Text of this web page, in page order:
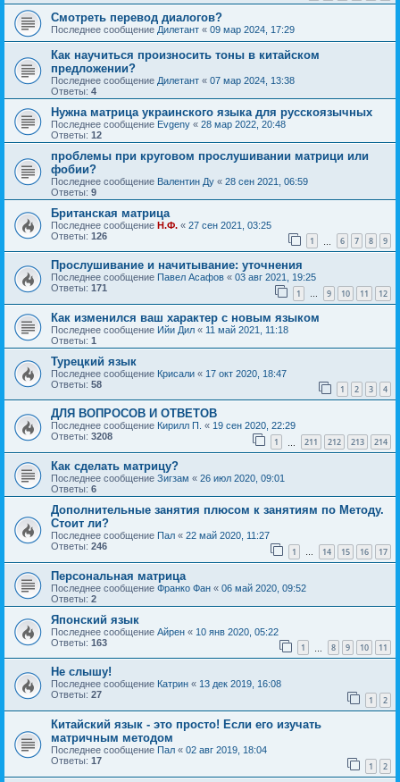
Смотреть перевод диалогов?
Последнее сообщение Дилетант « 09 мар 2024, 17:29
Как научиться произносить тоны в китайском
предложении?
Последнее сообщение Дилетант « 07 мар 2024, 13:38
Ответы: 4
Нужна матрица украинского языка для русскоязычных
Последнее сообщение Evgeny « 28 мар 2022, 20:48
Ответы: 12
проблемы при круговом прослушивании матрици или
фобии?
Последнее сообщение Валентин Ду « 28 сен 2021, 06:59
Ответы: 9
Британская матрица
Последнее сообщение Н.Ф. « 27 сен 2021, 03:25
Ответы: 126 1 6 7 8 9
Прослушивание и начитывание: уточнения
Последнее сообщение Павел Асафов « 03 авг 2021, 19:25
Ответы: 171 1 … 9 10 11 12
Как изменился ваш характер с новым языком
Последнее сообщение Ийи Дил « 11 май 2021, 11:18
Ответы: 1
Турецкий язык
Последнее сообщение Крисали « 17 окт 2020, 18:47
Ответы: 58 1 2 3 4
ДЛЯ ВОПРОСОВ И ОТВЕТОВ
Последнее сообщение Кирилл П. « 19 сен 2020, 22:29
Ответы: 3208 1 211 212 213 214
Как сделать матрицу?
Последнее сообщение Зигзам « 26 июл 2020, 09:01
Ответы: 6
Дополнительные занятия плюсом к занятиям по Методу.
Стоит ли?
Последнее сообщение Пал « 22 май 2020, 11:27
Ответы: 246 1 … 14 15 16 17
Персональная матрица
Последнее сообщение Франко Фан « 06 май 2020, 09:52
Ответы: 2
Японский язык
Последнее сообщение Айрен « 10 янв 2020, 05:22
Ответы: 163 1 8 9 10 11
Не слышу!
Последнее сообщение Катрин « 13 дек 2019, 16:08
Ответы: 27 1 2
Китайский язык - это просто! Если его изучать
матричным методом
Последнее сообщение Пал « 02 авг 2019, 18:04
Ответы: 17 1 2